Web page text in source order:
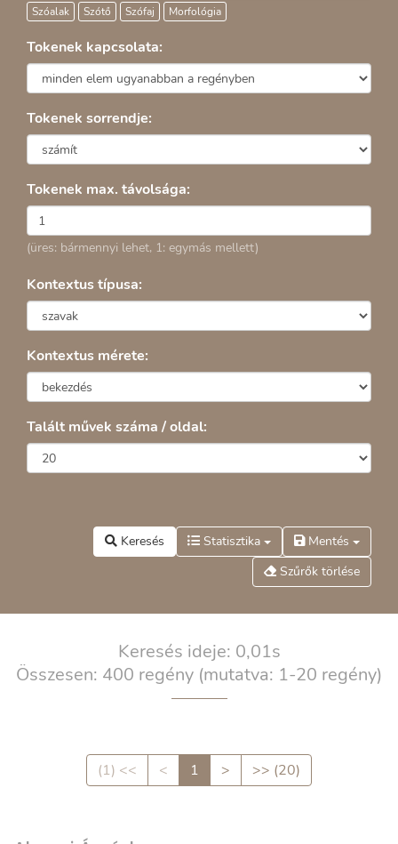
Szóalak Szótő Szófaj Morfológia
Tokenek kapcsolata:
Tokenek sorrendje:
Tokenek max. távolsága:
(üres: bármennyi lehet, 1: egymás mellett)
Kontextus típusa:
Kontextus mérete:
Talált művek száma / oldal:
Keresés Statisztika
Mentés
Szűrők törlése
Keresés ideje: 0,01s
Összesen: 400 regény (mutatva: 1-20 regény)
(1) << < 1 > >> (20)